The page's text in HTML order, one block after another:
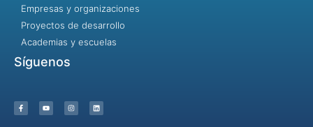
Empresas y organizaciones
Proyectos de desarrollo
Academias y escuelas
Síguenos